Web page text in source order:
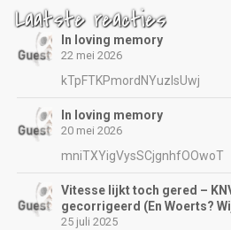
Laatste reacties
In loving memory
22 mei 2026
kTpFTKPmordNYuzIsUwj
In loving memory
20 mei 2026
mniTXYigVysSCjgnhfOOwoT
Vitesse lijkt toch gered –
gecorrigeerd (En Woerts?
25 juli 2025